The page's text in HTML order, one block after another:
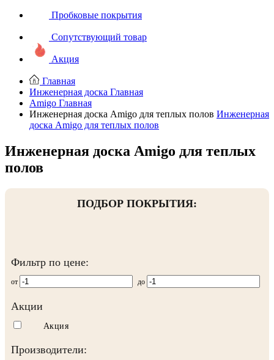
Пробковые покрытия
Сопутствующий товар
Акция
Главная
Инженерная доска Главная
Amigo Главная
Инженерная доска Amigo для теплых полов Инженерная
доска Amigo для теплых полов
Инженерная доска Amigo для теплых
полов
ПОДБОР ПОКРЫТИЯ:
Фильтр по цене:
от до
Акции
Акция
Производители: